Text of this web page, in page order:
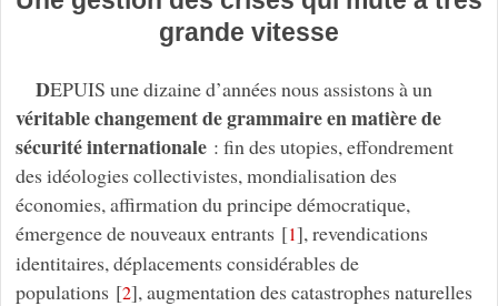
grande vitesse
DEPUIS une dizaine d’années nous assistons à un
véritable changement de grammaire en matière de
sécurité internationale: fin des utopies, effondrement
des idéologies collectivistes, mondialisation des
économies, affirmation du principe démocratique,
émergence de nouveaux entrants [1], revendications
identitaires, déplacements considérables de
populations [2], augmentation des catastrophes naturelles